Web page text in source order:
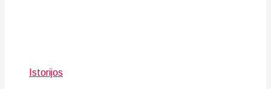
Istorijos